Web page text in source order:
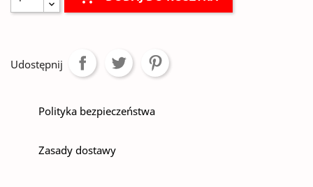
Udostępnij
Polityka bezpieczeństwa
Zasady dostawy